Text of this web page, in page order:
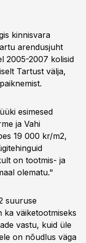
kinnisvara
arendusjuht
2005-2007 kolisid
Tartust välja,
esimesed
ja Vahi
19 000 kr/m2,
on tootmis- ja
olematu."
suuruse
ka väiketootmiseks
vastu, kuid üle
on nõudlus väga